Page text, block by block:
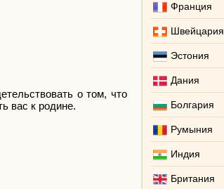
Франция
Швейцария
Эстония
Дания
Болгария
Румыния
Индия
Британия
о том, что
вас к родине.